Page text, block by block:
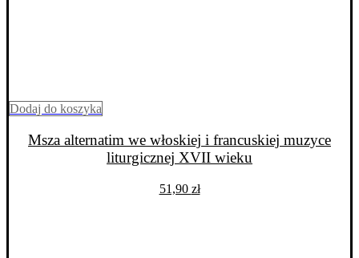
Dodaj do koszyka
Msza alternatim we włoskiej i francuskiej muzyce
liturgicznej XVII wieku
51,90 zł